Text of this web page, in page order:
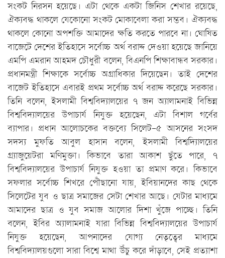
সংকট নিরসন হয়েছে। এটা থেকে একটা জিনিস শেখার রয়েছে,
ঐক্যবদ্ধ থাকলে যেকোনো সংকট মোকাবেলা করা সম্ভব। ঐক্যবদ্ধ
থাকলে কোনো অপশক্তি আমাদের ক্ষতি করতে পারবে না। ঘোষিত
বাজেটে দেশের ইতিহাসে সর্বোচ্চ অর্থ বরাদ্দ দেওয়া হয়েছে জানিয়ে
এমপি এমরান আহমদ চৌধুরী বলেন, বিএনপি শিক্ষাবান্ধব সরকার।
প্রধানমন্ত্রী শিক্ষাকে সর্বোচ্চ অগ্রাধিকার দিয়েছেন। তাই দেশের
বাজেট ইতিহাসে এবারই প্রথম সর্বোচ্চ অর্থ বরাদ্দ করেছে সরকার।
তিনি বলেন, ইসলামী বিশ্ববিদ্যালয়ের ৭ জন অ্যালামনাই বিভিন্ন
বিশ্ববিদ্যালয়ের উপাচার্য নিযুক্ত হয়েছেন, এটা বিশাল গর্বের
ব্যাপার। প্রধান আলোচকের বক্তব্যে সিলেট-৫ আসনের সংসদ
সদস্য মুফতি আবুল হাসান বলেন, ইসলামী বিশ্বদ্যিালয়ের
গ্র্যাজুয়েটরা মণিমুক্তা। কিভাবে তারা আকাশ ছুঁতে পারে, ৭
বিশ্ববিদ্যালয়ের উপাচার্য নিযুক্ত হওয়া তা প্রমাণ করে। কিভাবে
সফলার সর্বোচ্চ শিখরে পৌঁছানো যায়, ইবিয়ানদের কাছ থেকে
সিলেটের যুব ও ছাত্র সমাজের সেটা শেখার আছে। যেটার মাধ্যমে
আমাদের ছাত্র ও যুব সমাজ আলোর দিশা খুঁজে পাচ্ছে। তিনি
বলেন, ইবির অ্যালামনাই যারা বিভিন্ন বিশ্ববিদ্যালয়ের উপাচার্য
নিযুক্ত হয়েছেন, আপনাদের যোগ্য নেতৃত্বের মাধ্যমে
বিশ্ববিদ্যালয়গুলো সারা বিশ্বে মাথা উঁচু করে দাঁড়াবে, সেই প্রত্যাশা